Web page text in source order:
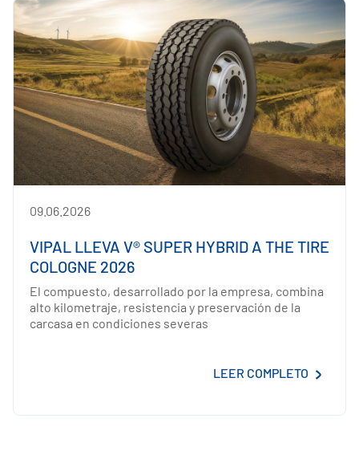
09.06.2026
VIPAL LLEVA V® SUPER HYBRID A THE TIRE
COLOGNE 2026
El compuesto, desarrollado por la empresa, combina
alto kilometraje, resistencia y preservación de la
carcasa en condiciones severas
LEER COMPLETO